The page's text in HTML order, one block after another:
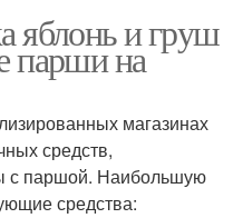
яблонь и груш
парши на
магазинах
средств,
с паршой. Наибольшую
средства: